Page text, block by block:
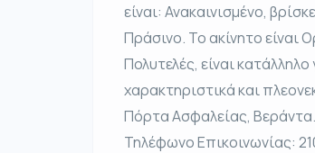
είναι: Ανακαινισμένο,
Πράσινο. Το ακίνητο
Πολυτελές, είναι
χαρακτηριστικά και
Πόρτα Ασφαλείας,
Τηλέφωνο Επικοινωνίας: